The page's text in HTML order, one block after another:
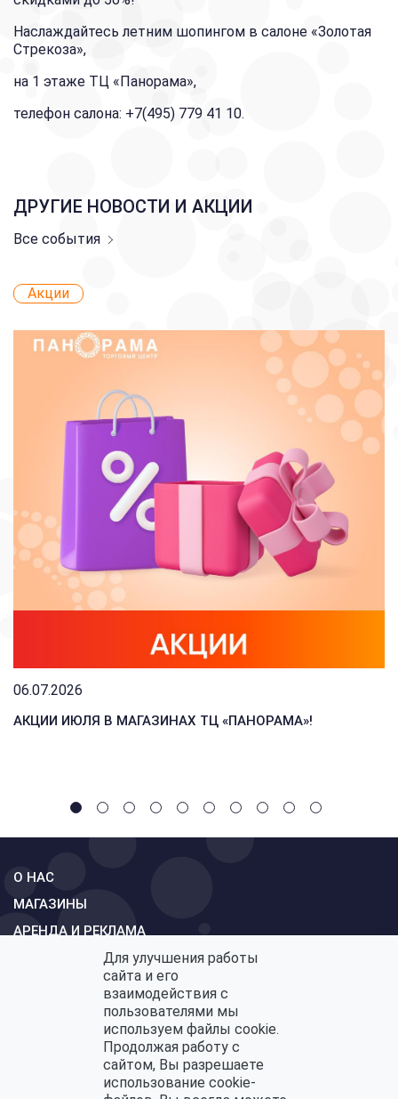
Наслаждайтесь летним шопингом в салоне «Золотая
Стрекоза»,
на 1 этаже ТЦ «Панорама»,
телефон салона: +7(495) 779 41 10.
ДРУГИЕ НОВОСТИ И АКЦИИ
Все события
Акции
06.07.2026
АКЦИИ ИЮЛЯ В МАГАЗИНАХ ТЦ «ПАНОРАМА»!
О НАС
МАГАЗИНЫ
АРЕНДА И РЕКЛАМА
ОБРАТНАЯ СВЯЗЬ
Политика конфиденциальности
Для улучшения работы
сайта и его
взаимодействия с
пользователями мы
используем файлы cookie.
Продолжая работу с
сайтом, Вы разрешаете
использование cookie-